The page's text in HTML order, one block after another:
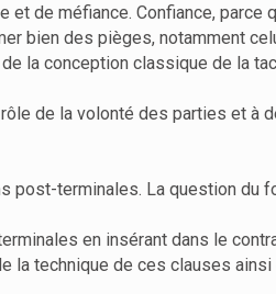
de méfiance. Confiance, parce
bien des pièges, notamment
la conception classique de la
de la volonté des parties et à
post-terminales. La question du
en insérant dans le
la technique de ces clauses ainsi